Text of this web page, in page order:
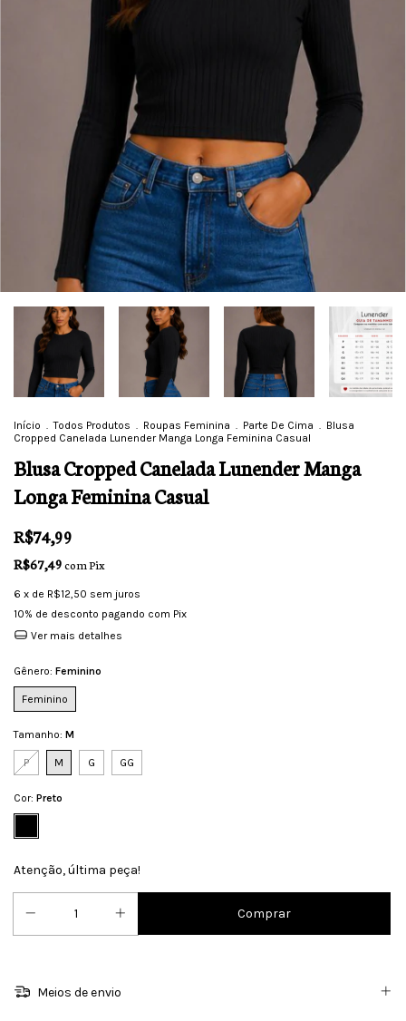
Início . Todos Produtos . Roupas Feminina . Parte De Cima . Blusa
Cropped Canelada Lunender Manga Longa Feminina Casual
Blusa Cropped Canelada Lunender Manga
Longa Feminina Casual
R$74,99
R$67,49comPix
6 x de R$12,50 sem juros
10% de desconto pagando com Pix
Ver mais detalhes
Gênero: Feminino
Feminino
Tamanho: M
P M G GG
Cor: Preto
Atenção, última peça!
Meios de envio